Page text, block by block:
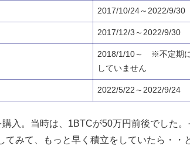
2017/10/24～2022/9/30
2017/12/3～2022/9/30
2018/1/10～ ※不定期
していません
2022/5/22～2022/9/24
入。当時は、1BTCが50万円前後でした。
みて、もっと早く積立をしていたら・・